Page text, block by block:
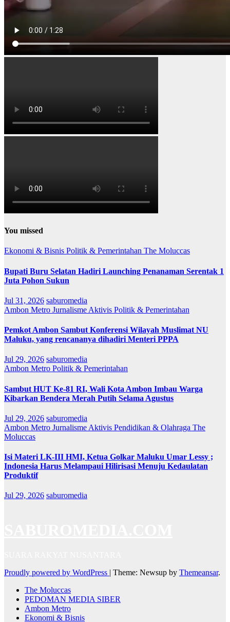
You missed
Ekonomi & Bisnis Politik & Pemerintahan The Moluccas
Bupati Buru Selatan Hadiri Launching Penanaman Serentak 1
Juta Pohon Sukun
Jul 31, 2026 saburomedia
Ambon Metro Jurnalisme Aktivis Politik & Pemerintahan
Pemkot Ambon Sambut Konferensi Wilayah Muslimat NU
Maluku, yang rencananya dihadiri Menteri PPPA
Jul 29, 2026 saburomedia
Ambon Metro Politik & Pemerintahan
Sambut HUT Ke-81 RI, Wali Kota Ambon Imbau Warga
Kibarkan Bendera Merah Putih Selama Agustus
Jul 29, 2026 saburomedia
Ambon Metro Jurnalisme Aktivis Pendidikan & Olahraga The
Moluccas
Isi Materi LK-III HMI, Ketua Golkar Maluku Umar Lessy ;
Indonesia Harus Melampaui Hilirisasi Menuju Kedaulatan
Produktif
Jul 29, 2026 saburomedia
Proudly powered by WordPress | Theme: Newsup by Themeansar.
The Moluccas
PEDOMAN MEDIA SIBER
Ambon Metro
Ekonomi & Bisnis